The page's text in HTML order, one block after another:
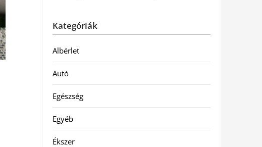
Kategóriák
Albérlet
Autó
Egészség
Egyéb
Ékszer